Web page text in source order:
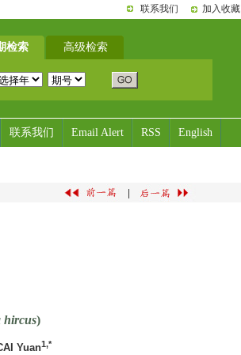
联系我们 加入收藏
检索 高级检索
联系我们 Email Alert RSS English
hircus)
Yuan1,*